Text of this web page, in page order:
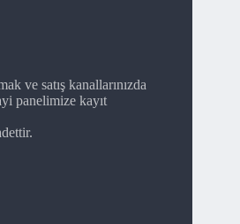
ve satış kanallarınızda
panelimize kayıt